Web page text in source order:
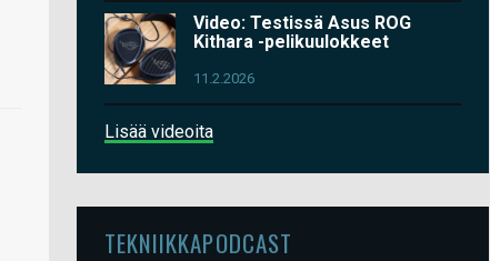
Video: Testissä Asus ROG
Kithara -pelikuulokkeet
11.2.2026
Lisää videoita
TEKNIIKKAPODCAST